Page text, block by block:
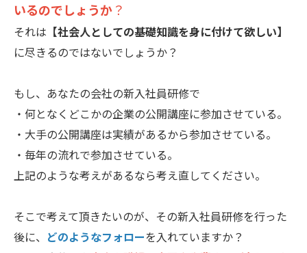
いるのでしょうか？
それは 【社会人としての基礎知識を身に付けて欲しい】
に尽きるのではないでしょうか？
もし、あなたの会社の新入社員研修で
・何となくどこかの企業の公開講座に参加させている。
・大手の公開講座は実績があるから参加させている。
・毎年の流れで参加させている。
上記のような考えがあるなら考え直してください。
そこで考えて頂きたいのが、その新入社員研修を行った
後に、 どのようなフォローを入れていますか？